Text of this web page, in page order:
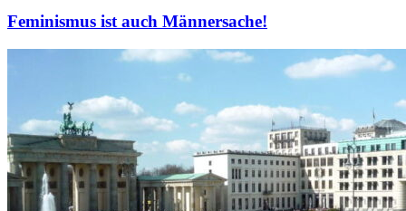
Feminismus ist auch Männersache!